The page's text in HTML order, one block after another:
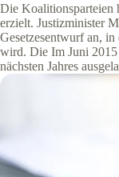
Die Koalitionsparteien
erzielt. Justizminister
Gesetzesentwurf an,
wird. Die Im Juni 2015
nächsten Jahres